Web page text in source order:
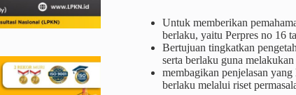
Untuk memberikan
berlaku, yaitu Perpres no 16
Bertujuan tingkatkan
serta berlaku guna
membagikan penjelasan yang
berlaku melalui riset